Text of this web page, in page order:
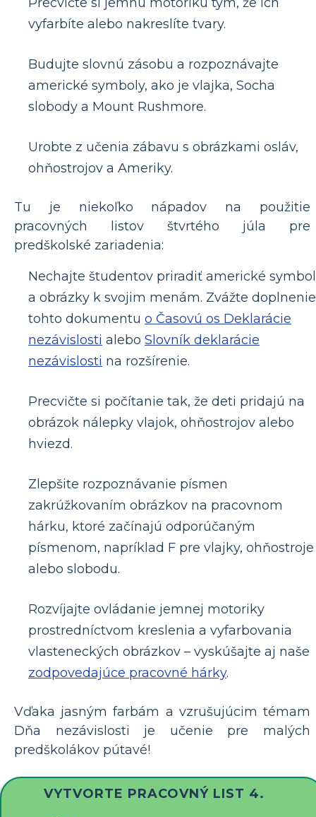
vyfarbíte alebo nakreslíte tvary.
Budujte slovnú zásobu a rozpoznávajte
americké symboly, ako je vlajka, Socha
slobody a Mount Rushmore.
Urobte z učenia zábavu s obrázkami osláv,
ohňostrojov a Ameriky.
Tu je niekoľko nápadov na použitie
pracovných listov štvrtého júla pre
predškolské zariadenia:
Nechajte študentov priradiť americké
a obrázky k svojim menám. Zvážte doplnenie
tohto dokumentu o Časovú os Deklarácie
nezávislosti alebo Slovník deklarácie
nezávislosti na rozšírenie.
Precvičte si počítanie tak, že deti pridajú na
obrázok nálepky vlajok, ohňostrojov alebo
hviezd.
Zlepšite rozpoznávanie písmen
zakrúžkovaním obrázkov na pracovnom
hárku, ktoré začínajú odporúčaným
písmenom, napríklad F pre vlajky, ohňostroje
alebo slobodu.
Rozvíjajte ovládanie jemnej motoriky
prostredníctvom kreslenia a vyfarbovania
vlasteneckých obrázkov – vyskúšajte aj naše
zodpovedajúce pracovné hárky.
Vďaka jasným farbám a vzrušujúcim témam
Dňa nezávislosti je učenie pre malých
predškolákov pútavé!
VYTVORTE PRACOVNÝ LIST 4.